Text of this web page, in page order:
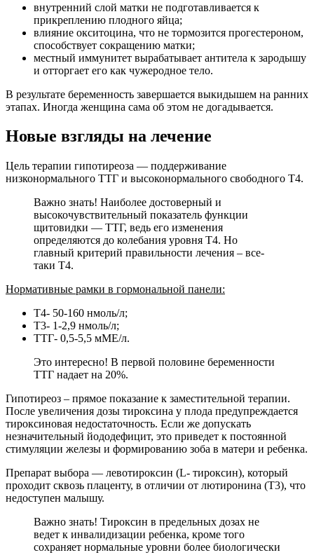
внутренний слой матки не подготавливается к
прикреплению плодного яйца;
влияние окситоцина, что не тормозится прогестероном,
способствует сокращению матки;
местный иммунитет вырабатывает антитела к зародышу
и отторгает его как чужеродное тело.
В результате беременность завершается выкидышем на ранних
этапах. Иногда женщина сама об этом не догадывается.
Новые взгляды на лечение
Цель терапии гипотиреоза — поддерживание
низконормального ТТГ и высоконормального свободного Т4.
Важно знать! Наиболее достоверный и
высокочувствительный показатель функции
щитовидки — ТТГ, ведь его изменения
определяются до колебания уровня Т4. Но
главный критерий правильности лечения – все-
таки Т4.
Нормативные рамки в гормональной панели:
Т4- 50-160 нмоль/л;
Т3- 1-2,9 нмоль/л;
ТТГ- 0,5-5,5 мМЕ/л.
Это интересно! В первой половине беременности
ТТГ надает на 20%.
Гипотиреоз – прямое показание к заместительной терапии.
После увеличения дозы тироксина у плода предупреждается
тироксиновая недостаточность. Если же допускать
незначительный йододефицит, это приведет к постоянной
стимуляции железы и формированию зоба в матери и ребенка.
Препарат выбора — левотироксин (L- тироксин), который
проходит сквозь плаценту, в отличии от лютиронина (Т3), что
недоступен малышу.
Важно знать! Тироксин в предельных дозах не
ведет к инвалидизации ребенка, кроме того
сохраняет нормальные уровни более биологически